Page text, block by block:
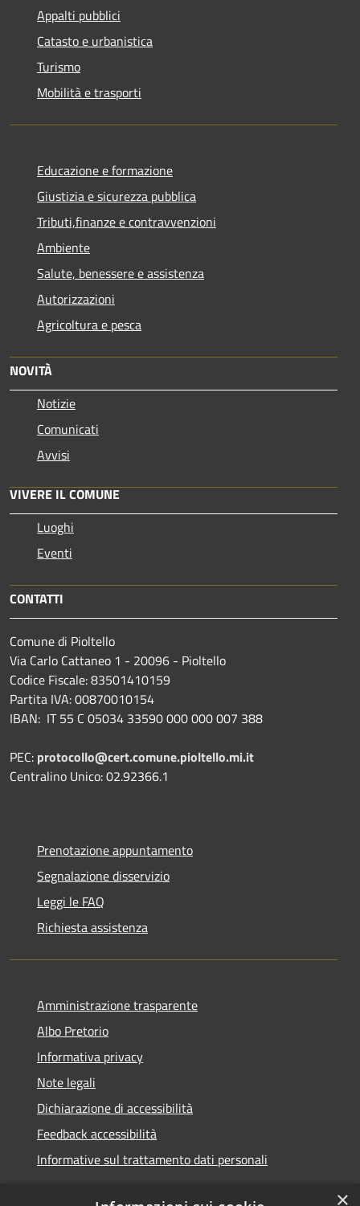
Appalti pubblici
Catasto e urbanistica
Turismo
Mobilità e trasporti
Educazione e formazione
Giustizia e sicurezza pubblica
Tributi,finanze e contravvenzioni
Ambiente
Salute, benessere e assistenza
Autorizzazioni
Agricoltura e pesca
NOVITÀ
Notizie
Comunicati
Avvisi
VIVERE IL COMUNE
Luoghi
Eventi
CONTATTI
Comune di Pioltello
Via Carlo Cattaneo 1 - 20096 - Pioltello
Codice Fiscale: 83501410159
Partita IVA: 00870010154
IBAN: IT 55 C 05034 33590 000 000 007 388
PEC: protocollo@cert.comune.pioltello.mi.it
Centralino Unico: 02.92366.1
Prenotazione appuntamento
Segnalazione disservizio
Leggi le FAQ
Richiesta assistenza
Amministrazione trasparente
Albo Pretorio
Informativa privacy
Note legali
Dichiarazione di accessibilità
Feedback accessibilità
Informative sul trattamento dati personali
×